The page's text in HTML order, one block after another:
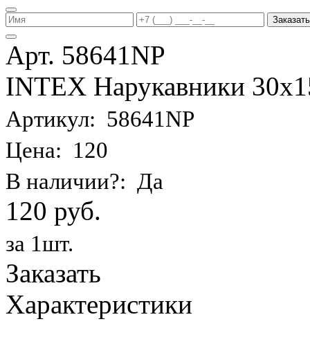
Заказать
Арт. 58641NP
INTEX Нарукавники
Артикул: 58641NP
Цена: 120
В наличии?: Да
120 руб.
за 1шт.
Заказать
Характеристики